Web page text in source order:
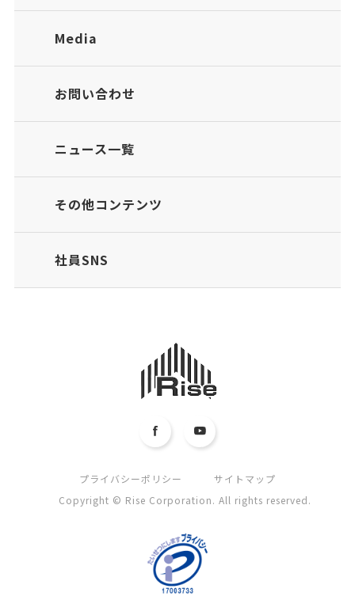
Media
お問い合わせ
ニュース一覧
その他コンテンツ
社員SNS
プライバシーポリシー
サイトマップ
Copyright © Rise Corporation. All rights reserved.